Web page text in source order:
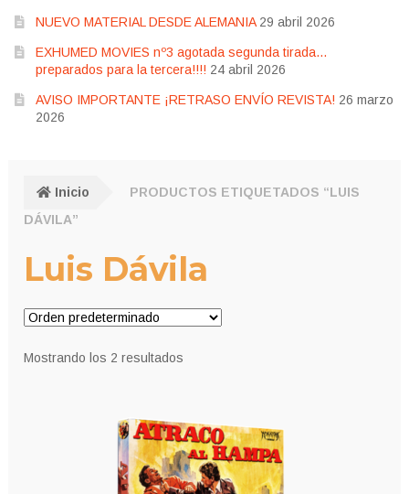
NUEVO MATERIAL DESDE ALEMANIA 29 abril 2026
EXHUMED MOVIES nº3 agotada segunda tirada…
preparados para la tercera!!!! 24 abril 2026
AVISO IMPORTANTE ¡RETRASO ENVÍO REVISTA! 26 marzo
2026
Inicio
PRODUCTOS ETIQUETADOS “LUIS
DÁVILA”
Luis Dávila
Mostrando los 2 resultados